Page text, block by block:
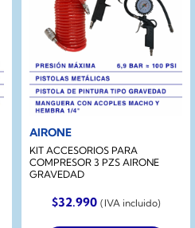
AIRONE
KIT ACCESORIOS PARA
COMPRESOR 3 PZS AIRONE
GRAVEDAD
$32.990 (IVA incluido)